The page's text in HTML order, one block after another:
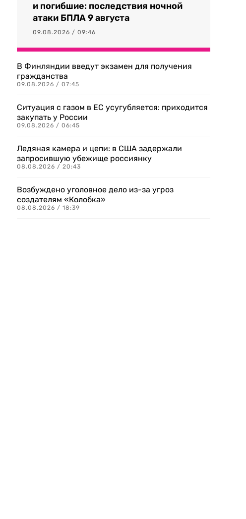
и погибшие: последствия ночной
атаки БПЛА 9 августа
09.08.2026 / 09:46
В Финляндии введут экзамен для получения
гражданства
09.08.2026 / 07:45
Ситуация с газом в ЕС усугубляется: приходится
закупать у России
09.08.2026 / 06:45
Ледяная камера и цепи: в США задержали
запросившую убежище россиянку
08.08.2026 / 20:43
Возбуждено уголовное дело из-за угроз
создателям «Колобка»
08.08.2026 / 18:39